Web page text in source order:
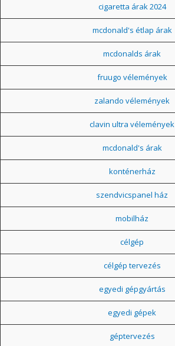
cigaretta árak 2024
mcdonald's étlap árak
mcdonalds árak
fruugo vélemények
zalando vélemények
clavin ultra vélemények
mcdonald's árak
konténerház
szendvicspanel ház
mobilház
célgép
célgép tervezés
egyedi gépgyártás
egyedi gépek
géptervezés